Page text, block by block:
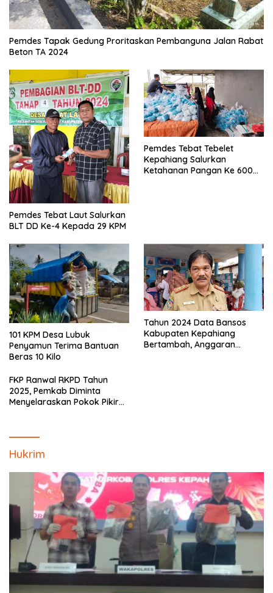
Pemdes Tapak Gedung Proritaskan Pembanguna Jalan Rabat
Beton TA 2024
Pemdes Tebat Laut Salurkan
BLT DD Ke-4 Kepada 29 KPM
Pemdes Tebat Tebelet
Kepahiang Salurkan
Ketahanan Pangan Ke 600
101 KPM Desa Lubuk
Penyamun Terima Bantuan
Beras 10 Kilo
Tahun 2024 Data Bansos
Kabupaten Kepahiang
Bertambah, Anggaran
FKP Ranwal RKPD Tahun
2025, Pemkab Diminta
Menyelaraskan Pokok Pikiran
Hukrim